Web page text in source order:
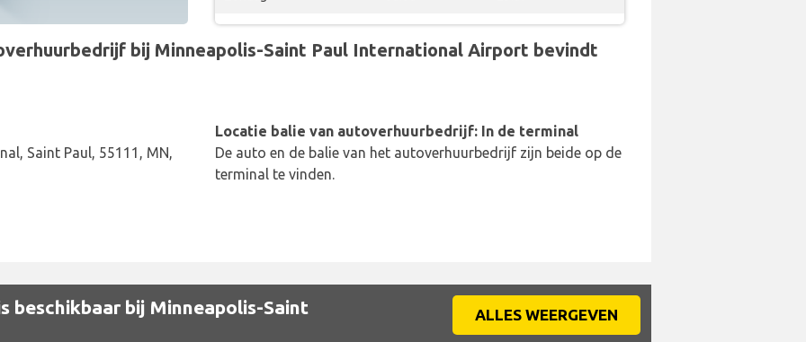
bij Minneapolis-Saint Paul International Airport bevindt
Saint Paul, 55111, MN,
Locatie balie van autoverhuurbedrijf: In de terminal
De auto en de balie van het autoverhuurbedrijf zijn beide op de
terminal te vinden.
beschikbaar bij Minneapolis-Saint
ALLES WEERGEVEN